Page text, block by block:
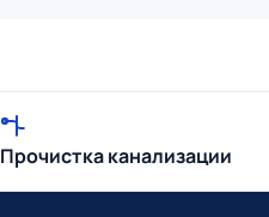
Прочистка канализации